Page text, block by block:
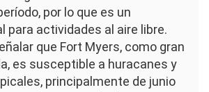
por lo que es un
para actividades al aire libre.
que Fort Myers, como gran
es susceptible a huracanes y
principalmente de junio